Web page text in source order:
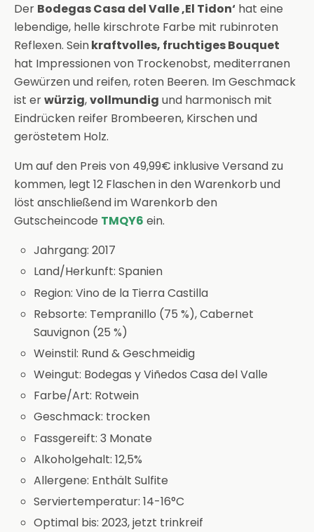
Der Bodegas Casa del Valle ‚El Tidon‘ hat eine
lebendige, helle kirschrote Farbe mit rubinroten
Reflexen. Seinkraftvolles, fruchtiges Bouquet
hat Impressionen von Trockenobst, mediterranen
Gewürzen und reifen, roten Beeren. Im Geschmack
ist erwürzig,vollmundig und harmonisch mit
Eindrücken reifer Brombeeren, Kirschen und
geröstetem Holz.
Um auf den Preis von 49,99€ inklusive Versand zu
kommen, legt 12 Flaschen in den Warenkorb und
löst anschließend im Warenkorb den
Gutscheincode TMQY6 ein.
Jahrgang: 2017
Land/Herkunft: Spanien
Region: Vino de la Tierra Castilla
Rebsorte: Tempranillo (75 %), Cabernet
Sauvignon (25 %)
Weinstil: Rund & Geschmeidig
Weingut: Bodegas y Viñedos Casa del Valle
Farbe/Art: Rotwein
Geschmack: trocken
Fassgereift: 3 Monate
Alkoholgehalt: 12,5%
Allergene: Enthält Sulfite
Serviertemperatur: 14-16°C
Optimal bis: 2023, jetzt trinkreif